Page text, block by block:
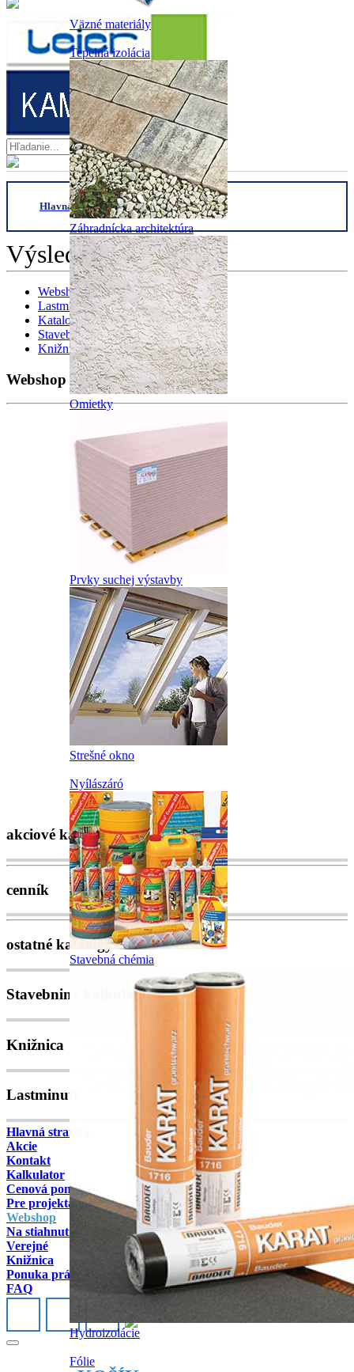
Väzné materiály
Tepelná izolácia
Záhradnícka architektúra
Omietky
Prvky suchej výstavby
Strešné okno
Nyílászáró
Stavebná chémia
Hydroizolácie
Fólie
Hlavná stranka /webshop / Záhradnícka architektúra
Výsledky:
Webshop0
Lastminute0
Katalog0
Stavebniny Kalkulator0
Knižnica0
Webshop
akciové katalógy
cenník
ostatné katalógy
Stavebniny kalkulator
Knižnica
Lastminute
Hlavná stranka
Akcie
Kontakt
Kalkulator
Cenová ponuka
Pre projektantov
Webshop
Na stiahnutie
Verejné
Knižnica
Ponuka práce
FAQ